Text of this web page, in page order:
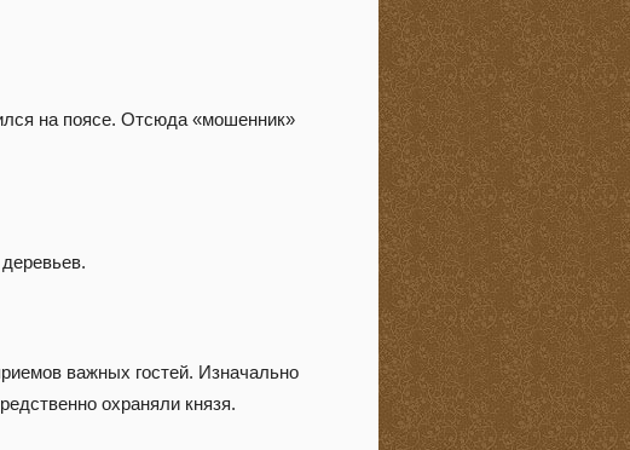
на поясе. Отсюда «мошенник»
важных гостей. Изначально
охраняли князя.